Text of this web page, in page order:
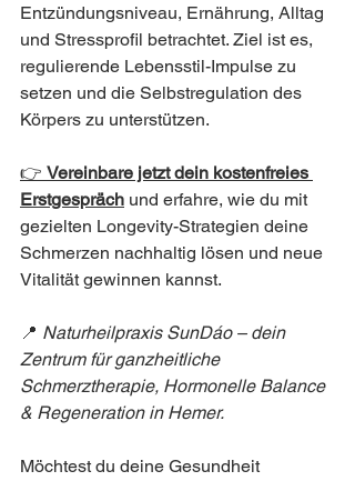
Entzündungsniveau, Ernährung, Alltag
und Stressprofil betrachtet. Ziel ist es,
regulierende Lebensstil-Impulse zu
setzen und die Selbstregulation des
Körpers zu unterstützen.
👉 Vereinbare jetzt dein kostenfreies
Erstgespräch und erfahre, wie du mit
gezielten Longevity-Strategien deine
Schmerzen nachhaltig lösen und neue
Vitalität gewinnen kannst.
📍 Naturheilpraxis SunDáo – dein
Zentrum für ganzheitliche
Schmerztherapie, Hormonelle Balance
& Regeneration in Hemer.
Möchtest du deine Gesundheit